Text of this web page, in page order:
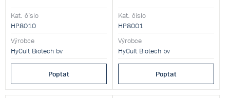
Kat. číslo
HP8010
Výrobce
HyCult Biotech bv
Poptat
receptor vázající TNF-alfa.
Protilátka vykazuje neutralizační
aktivitu. Použití pro průtokovou
cytometrii, imunometody,
western blot a další.
Kat. číslo
HP8001
Výrobce
HyCult Biotech bv
Poptat